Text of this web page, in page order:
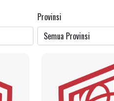
Provinsi